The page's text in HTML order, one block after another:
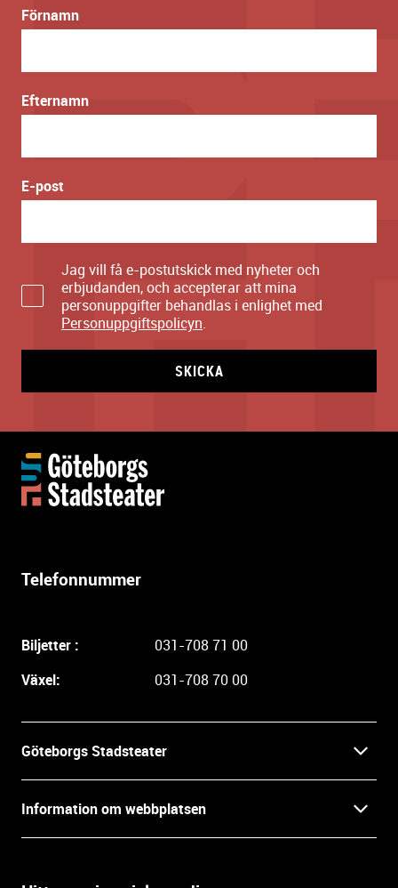
Förnamn
Efternamn
E-post
Jag vill få e-postutskick med nyheter och
erbjudanden, och accepterar att mina
personuppgifter behandlas i enlighet med
Personuppgiftspolicyn.
SKICKA
Telefonnummer
Biljetter :
031-708 71 00
Växel:
031-708 70 00
Göteborgs Stadsteater
Press
Information om webbplatsen